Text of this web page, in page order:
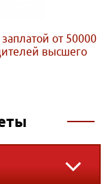
от 50000
высшего